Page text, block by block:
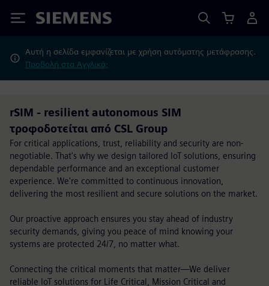
Siemens
Αυτή η σελίδα εμφανίζεται με χρήση αυτόματης μετάφρασης.
Προβολή στα Αγγλικά;
rSIM - resilient autonomous SIM
τροφοδοτείται από CSL Group
For critical applications, trust, reliability and security are non-
negotiable. That's why we design tailored IoT solutions, ensuring
dependable performance and an exceptional customer
experience. We're committed to continuous innovation,
delivering the most resilient and secure solutions on the market.
Our proactive approach ensures you stay ahead of industry
security demands, giving you peace of mind knowing your
systems are protected 24/7, no matter what.
Connecting the critical moments that matter—We deliver
reliable IoT solutions for Life Critical, Mission Critical and